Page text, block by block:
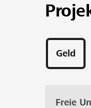
Geld
Freie